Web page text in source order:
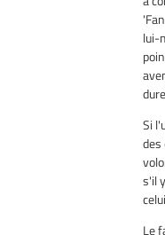
lui-
Si
s'il
Le